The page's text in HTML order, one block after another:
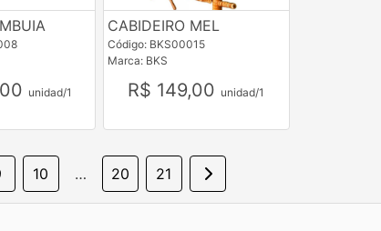
unidad/1
CABIDEIRO MEL
Código: BKS00015
Marca: BKS
R$ 149,00 unidad/1
10 … 20 21